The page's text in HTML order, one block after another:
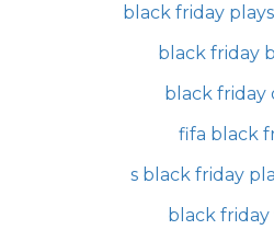
black friday
black friday
black friday
fifa black
s black friday
black friday